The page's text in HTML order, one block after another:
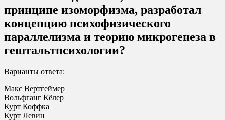
принципе изоморфизма, разработал
концепцию психофизического
параллелизма и теорию микрогенеза в
гештальтпсихологии?
Варианты ответа:
Макс Вертгеймер
Вольфганг Кёлер
Курт Коффка
Курт Левин